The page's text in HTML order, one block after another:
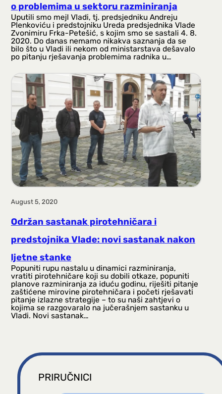
o problemima u sektoru razminiranja
Uputili smo mejl Vladi, tj. predsjedniku Andreju
Plenkoviću i predstojniku Ureda predsjednika Vlade
Zvonimiru Frka-Petešić, s kojim smo se sastali 4. 8.
2020. Do danas nemamo nikakva saznanja da se
bilo što u Vladi ili nekom od ministarstava dešavalo
po pitanju rješavanja problemima radnika u…
August 5, 2020
Održan sastanak pirotehničara i
predstojnika Vlade: novi sastanak nakon
ljetne stanke
Popuniti rupu nastalu u dinamici razminiranja,
vratiti pirotehničare koji su dobili otkaze, popuniti
planove razminiranja za iduću godinu, riješiti pitanje
zaštićene mirovine pirotehničara i početi rješavati
pitanje izlazne strategije – to su naši zahtjevi o
kojima se razgovaralo na jučerašnjem sastanku u
Vladi. Novi sastanak…
PRIRUČNICI